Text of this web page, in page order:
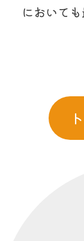
において